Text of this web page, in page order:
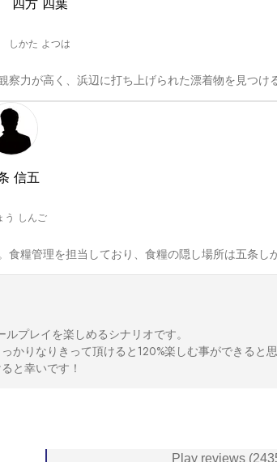
しかた よつは
力が高く、浜辺に打ち上げられた漂着物を見つけ
信五
う しんご
糧管理を担当しており、食糧の隠し場所は五条し
プレイを楽しめるシナリオです。
りなりきって頂けると120%楽しむ事ができると思
と幸いです！
Play reviews